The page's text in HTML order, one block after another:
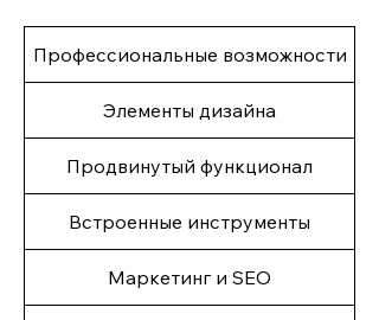
Профессиональные возможности
Элементы дизайна
Продвинутый функционал
Встроенные инструменты
Маркетинг и SEO